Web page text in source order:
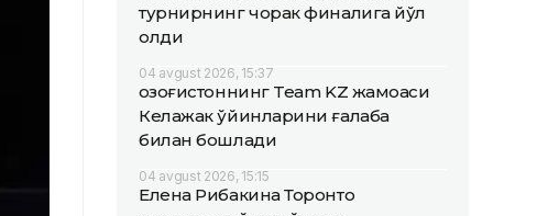
турнирнинг чорак финалига йўл
олди
04 avgust 2026, 15:37
Қозоғистоннинг Team KZ жамоаси
Келажак ўйинларини ғалаба
билан бошлади
04 avgust 2026, 15:15
Елена Рибакина Торонто